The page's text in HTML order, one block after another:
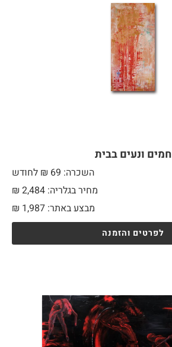
חמים ונעים בבית
השכרה: 69 ₪ לחודש
מחיר בגלריה: 2,484 ₪
מבצע באתר:
₪ 1,987
לפרטים והזמנה